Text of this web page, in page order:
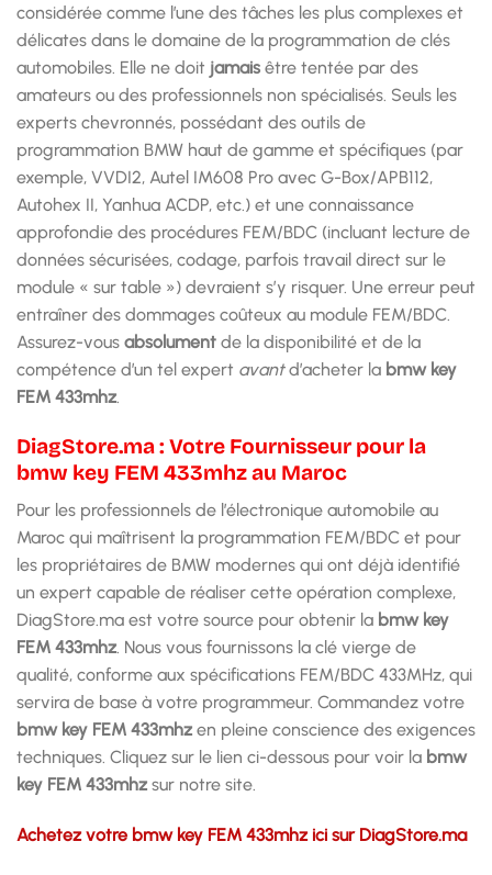
considérée comme l’une des tâches les plus complexes et
délicates dans le domaine de la programmation de clés
automobiles. Elle ne doit jamais être tentée par des
amateurs ou des professionnels non spécialisés. Seuls les
experts chevronnés, possédant des outils de
programmation BMW haut de gamme et spécifiques (par
exemple, VVDI2, Autel IM608 Pro avec G-Box/APB112,
Autohex II, Yanhua ACDP, etc.) et une connaissance
approfondie des procédures FEM/BDC (incluant lecture de
données sécurisées, codage, parfois travail direct sur le
module « sur table ») devraient s’y risquer. Une erreur peut
entraîner des dommages coûteux au module FEM/BDC.
Assurez-vous absolument de la disponibilité et de la
compétence d’un tel expert avantd’acheter la bmw key
FEM 433mhz.
DiagStore.ma : Votre Fournisseur pour la
bmw key FEM 433mhz au Maroc
Pour les professionnels de l’électronique automobile au
Maroc qui maîtrisent la programmation FEM/BDC et pour
les propriétaires de BMW modernes qui ont déjà identifié
un expert capable de réaliser cette opération complexe,
DiagStore.ma est votre source pour obtenir la bmw key
FEM 433mhz. Nous vous fournissons la clé vierge de
qualité, conforme aux spécifications FEM/BDC 433MHz, qui
servira de base à votre programmeur. Commandez votre
bmw key FEM 433mhz en pleine conscience des exigences
techniques. Cliquez sur le lien ci-dessous pour voir la bmw
key FEM 433mhz sur notre site.
Achetez votre bmw key FEM 433mhz ici sur DiagStore.ma